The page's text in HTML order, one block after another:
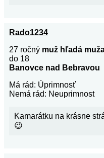
Rado1234
27 ročný muž hľadá
do 18
Banovce nad Bebravou
Má rád: Úprimnosť
Nemá rád: Neuprimnost
Kamarátku na krásne
😉